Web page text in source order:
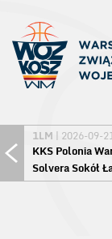
1LM | 2026-09-
KKS Polonia
Solvera Sokół